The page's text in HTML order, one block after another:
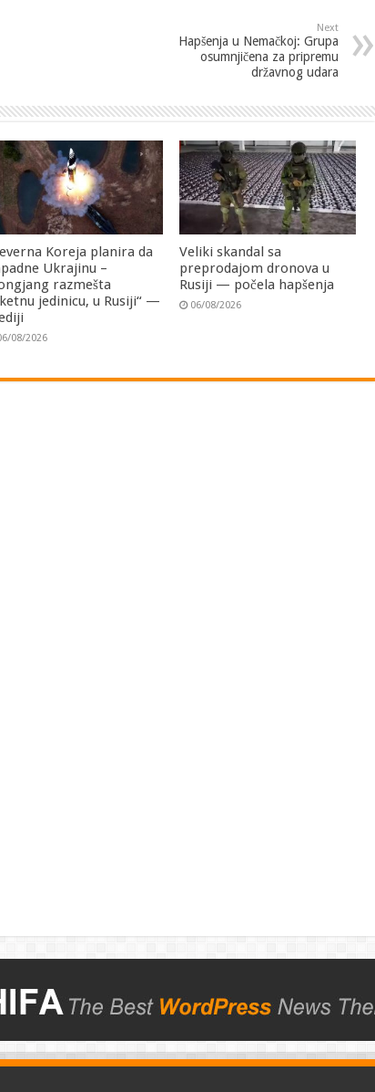
Next
Hapšenja u Nemačkoj: Grupa
osumnjičena za pripremu
državnog udara
Koreja planira da
Ukrajinu –
razmešta
jedinicu, u Rusiji“ —
08/2026
Veliki skandal sa
preprodajom dronova u
Rusiji — počela hapšenja
06/08/2026